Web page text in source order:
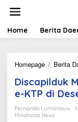
t
Home Berita
Homepage / Berita
Discapilduk
e-KTP di
Fernando Lumanauw
Minahasa News